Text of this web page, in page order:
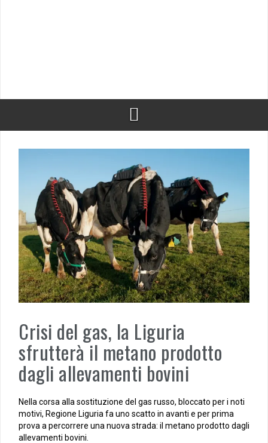
Crisi del gas, la Liguria
sfrutterà il metano prodotto
dagli allevamenti bovini
Nella corsa alla sostituzione del gas russo, bloccato per i noti
motivi, Regione Liguria fa uno scatto in avanti e per prima
prova a percorrere una nuova strada: il metano prodotto dagli
allevamenti bovini.